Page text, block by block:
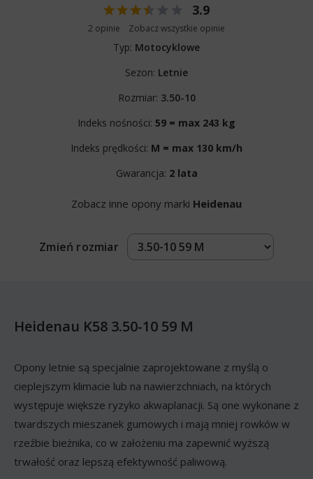
3.9
2 opinie Zobacz wszystkie opinie
Typ: Motocyklowe
Sezon: Letnie
Rozmiar: 3.50-10
Indeks nośności: 59 = max 243 kg
Indeks prędkości: M = max 130 km/h
Gwarancja: 2 lata
Zobacz inne opony marki Heidenau
Zmień rozmiar
Heidenau K58 3.50-10 59 M
Opony letnie są specjalnie zaprojektowane z myślą o
cieplejszym klimacie lub na nawierzchniach, na których
występuje większe ryzyko akwaplanacji. Są one wykonane z
twardszych mieszanek gumowych i mają mniej rowków w
rzeźbie bieżnika, co w założeniu ma zapewnić wyższą
trwałość oraz lepszą efektywność paliwową.